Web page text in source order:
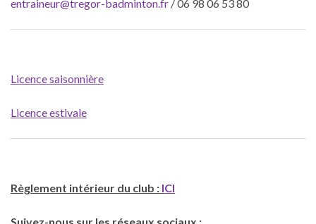
entraineur@tregor-badminton.fr / 06 98 06 53 80
Licence saisonnière
Licence estivale
Règlement intérieur du club : ICI